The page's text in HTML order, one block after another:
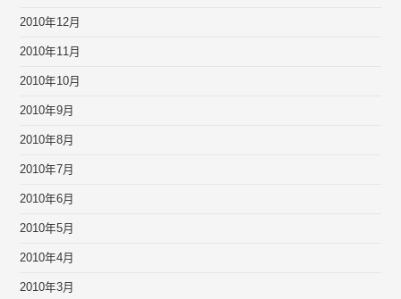
2010年12月
2010年11月
2010年10月
2010年9月
2010年8月
2010年7月
2010年6月
2010年5月
2010年4月
2010年3月